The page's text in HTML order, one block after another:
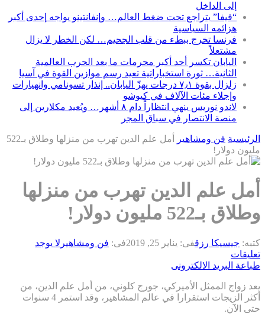
إلى الداخل
“فيفا” يتراجع تحت ضغط العالم… وإنفانتينو يواجه إحدى أكبر
هزائمه السياسية
فرنسا تخرج ببطء من قلب الجحيم… لكن الخطر لا يزال
مشتعلاً
اليابان تكسر أحد أكبر محرمات ما بعد الحرب العالمية
الثانية… ثورة استخباراتية تعيد رسم موازين القوة في آسيا
زلزال بقوة ٧٫١ درجات يهزّ اليابان.. إنذار تسونامي وانهيارات
وإجلاء مئات الآلاف في كيوشو
لاندو نوريس ينهي انتظاراً دام ٨ أشهر… ويُعيد مكلارين إلى
منصة الانتصار في سباق المجر
الرئيسية فن ومشاهير
أمل علم الدين تهرب من منزلها وطلاق بـ522
مليون دولار!
أمل علم الدين تهرب من منزلها
وطلاق بـ522 مليون دولار!
كتبه: جيسيكا رزقفى: يناير 25, 2019 فى: فن ومشاهير لا يوجد
تعليقات
طباعة البريد الالكترونى
يعد زواج الممثل الأميركي، جورج كلوني، من أمل علم الدين، من
أكثر الزيجات استقرارا في عالم المشاهير، وقد استمر 4 سنوات
حتى الآن.